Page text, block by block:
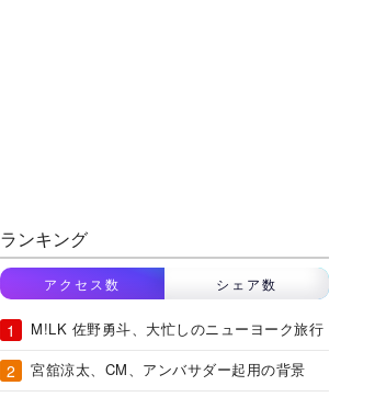
ランキング
アクセス数 シェア数
M!LK 佐野勇斗、大忙しのニューヨーク旅行
宮舘涼太、CM、アンバサダー起用の背景